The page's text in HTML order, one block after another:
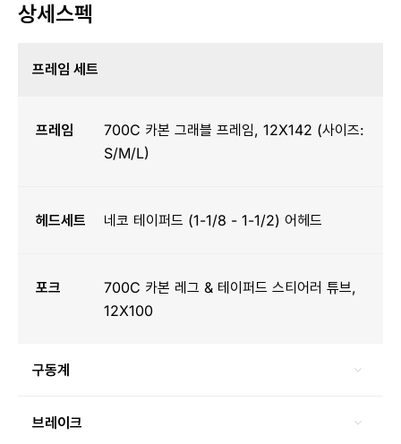
상세스펙
프레임 세트
프레임
700C 카본 그래블 프레임, 12X142 (사이즈:
S/M/L)
헤드세트 네코 테이퍼드 (1-1/8 - 1-1/2) 어헤드
포크
700C 카본 레그 & 테이퍼드 스티어러 튜브,
12X100
구동계
브레이크